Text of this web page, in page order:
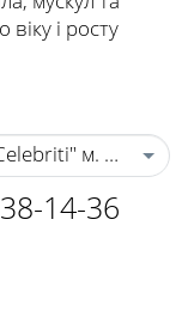
і росту
м. Черкаси
14-36